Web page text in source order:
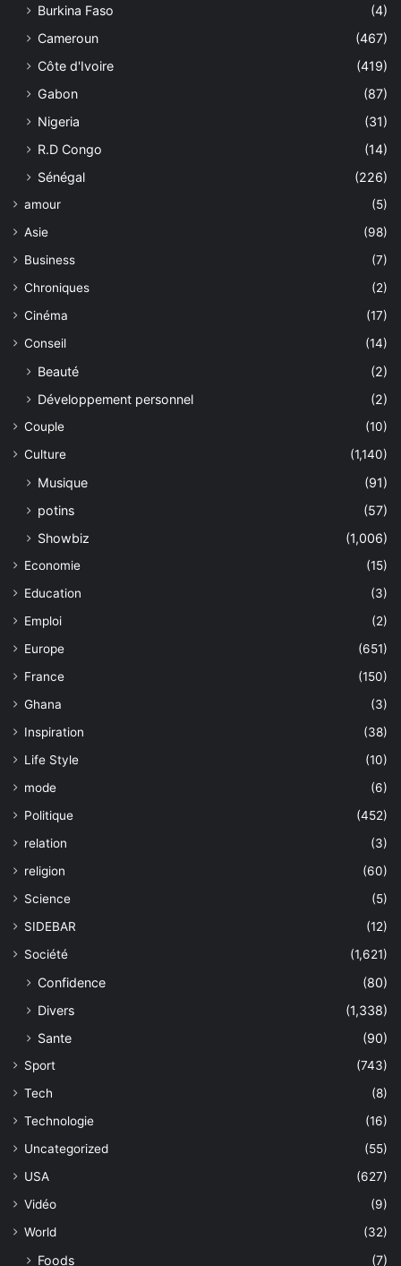
Burkina Faso
(4)
Cameroun
(467)
Côte d'Ivoire
(419)
Gabon
(87)
Nigeria
(31)
R.D Congo
(14)
Sénégal
(226)
amour
(5)
Asie
(98)
Business
(7)
Chroniques
(2)
Cinéma
(17)
Conseil
(14)
Beauté
(2)
Développement personnel
(2)
Couple
(10)
Culture
(1,140)
Musique
(91)
potins
(57)
Showbiz
(1,006)
Economie
(15)
Education
(3)
Emploi
(2)
Europe
(651)
France
(150)
Ghana
(3)
Inspiration
(38)
Life Style
(10)
mode
(6)
Politique
(452)
relation
(3)
religion
(60)
Science
(5)
SIDEBAR
(12)
Société
(1,621)
Confidence
(80)
Divers
(1,338)
Sante
(90)
Sport
(743)
Tech
(8)
Technologie
(16)
Uncategorized
(55)
USA
(627)
Vidéo
(9)
World
(32)
Foods
(7)